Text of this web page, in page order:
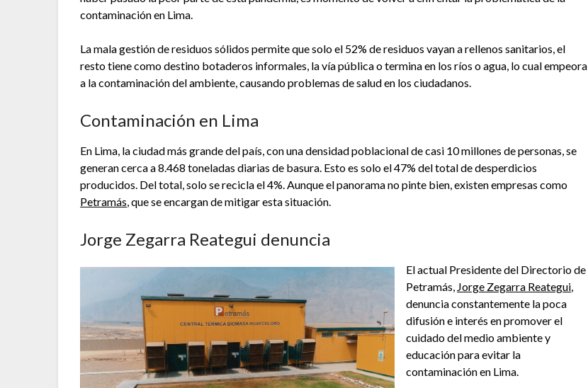
contaminación en Lima.
La mala gestión de residuos sólidos permite que solo el 52% de residuos vayan a rellenos sanitarios, el
resto tiene como destino botaderos informales, la vía pública o termina en los ríos o agua, lo cual empeora
a la contaminación del ambiente, causando problemas de salud en los ciudadanos.
Contaminación en Lima
En Lima, la ciudad más grande del país, con una densidad poblacional de casi 10 millones de personas, se
generan cerca a 8.468 toneladas diarias de basura. Esto es solo el 47% del total de desperdicios
producidos. Del total, solo se recicla el 4%. Aunque el panorama no pinte bien, existen empresas como
Petramás , que se encargan de mitigar esta situación.
Jorge Zegarra Reategui denuncia
El actual Presidente del Directorio de
Petramás, Jorge Zegarra Reategui
denuncia constantemente la poca
difusión e interés en promover el
cuidado del medio ambiente y
educación para evitar la
contaminación en Lima.